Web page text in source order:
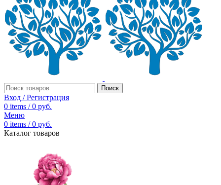
Поиск
Вход / Регистрация
0 items / 0 руб.
Меню
0 items / 0 руб.
Каталог товаров